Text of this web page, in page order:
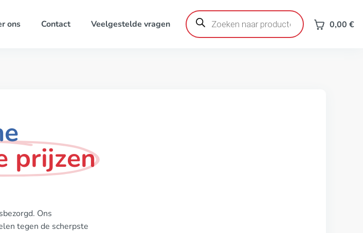
ons Contact Veelgestelde vragen
Producten
zoeken 0,00 €
prijzen
Ons
tegen de scherpste